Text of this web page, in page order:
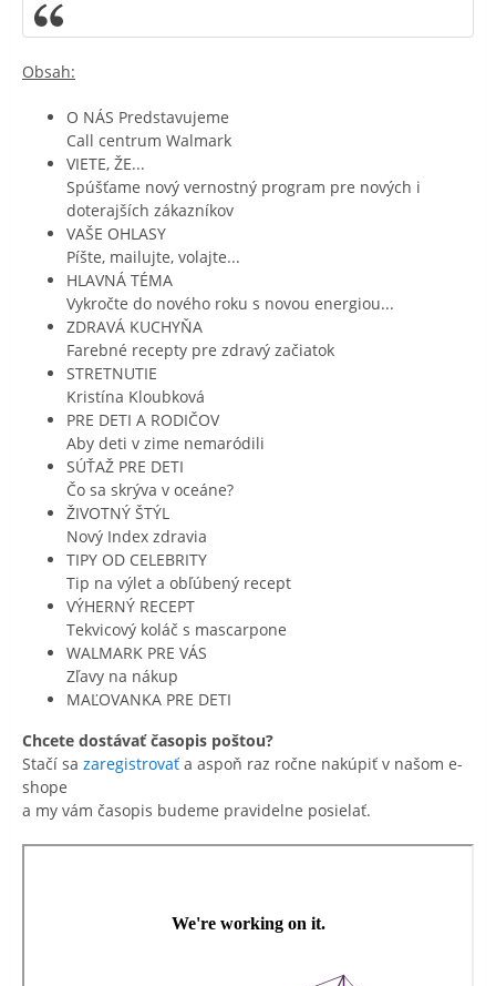
Obsah:
O NÁS Predstavujeme
Call centrum Walmark
VIETE, ŽE...
Spúšťame nový vernostný program pre nových i
doterajších zákazníkov
VAŠE OHLASY
Píšte, mailujte, volajte...
HLAVNÁ TÉMA
Vykročte do nového roku s novou energiou...
ZDRAVÁ KUCHYŇA
Farebné recepty pre zdravý začiatok
STRETNUTIE
Kristína Kloubková
PRE DETI A RODIČOV
Aby deti v zime nemaródili
SÚŤAŽ PRE DETI
Čo sa skrýva v oceáne?
ŽIVOTNÝ ŠTÝL
Nový Index zdravia
TIPY OD CELEBRITY
Tip na výlet a obľúbený recept
VÝHERNÝ RECEPT
Tekvicový koláč s mascarpone
WALMARK PRE VÁS
Zľavy na nákup
MAĽOVANKA PRE DETI
Chcete dostávať časopis poštou?
Stačí sa zaregistrovať a aspoň raz ročne nakúpiť v našom e-
shope
a my vám časopis budeme pravidelne posielať.